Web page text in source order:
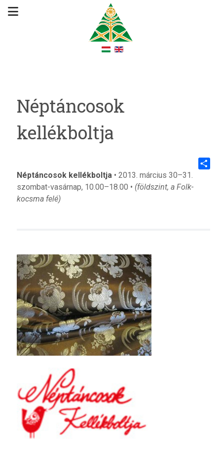
Néptáncosok
kellékboltja
Néptáncosok kellékboltja• 2013. március 30–31.
szombat-vasárnap, 10.00–18.00 • (földszint, a Folk-
kocsma felé)